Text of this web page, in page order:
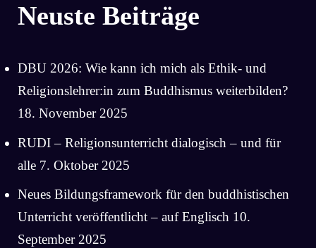
Neuste Beiträge
DBU 2026: Wie kann ich mich als Ethik- und
Religionslehrer:in zum Buddhismus weiterbilden?
18. November 2025
RUDI – Religionsunterricht dialogisch – und für
alle 7. Oktober 2025
Neues Bildungsframework für den buddhistischen
Unterricht veröffentlicht – auf Englisch 10.
September 2025